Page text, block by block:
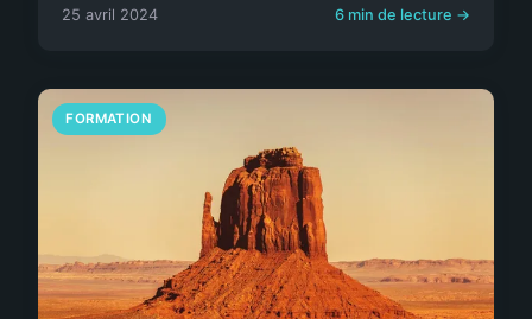
25 avril 2024 6 min de lecture →
FORMATION